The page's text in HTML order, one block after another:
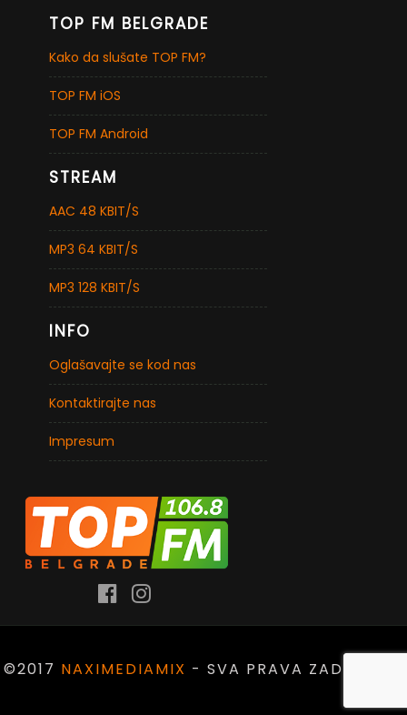
TOP FM BELGRADE
Kako da slušate TOP FM?
TOP FM iOS
TOP FM Android
STREAM
AAC 48 KBIT/S
MP3 64 KBIT/S
MP3 128 KBIT/S
INFO
Oglašavajte se kod nas
Kontaktirajte nas
Impresum
©2017 NAXIMEDIAMIX - SVA PRAVA ZADRŽANA.